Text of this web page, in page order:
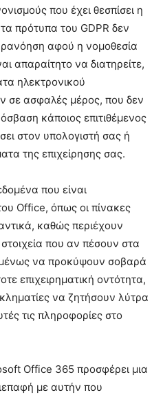
που έχει θεσπίσει η
πρότυπα του GDPR δεν
αφού η νομοθεσία
απαραίτητο να διατηρείτε,
ηλεκτρονικού
σε ασφαλές μέρος, που δεν
κάποιος επιτιθέμενος
στον υπολογιστή σας ή
της επιχείρησης σας.
που είναι
Office, όπως οι πίνακες
καθώς περιέχουν
που αν πέσουν στα
να προκύψουν σοβαρά
επιχειρηματική οντότητα,
να ζητήσουν λύτρα
τις πληροφορίες στο
Office 365 προσφέρει μια
με αυτήν που